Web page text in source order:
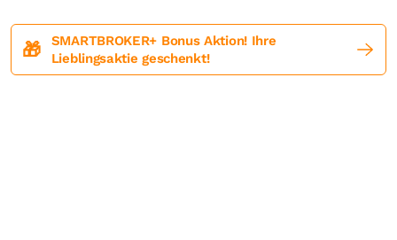
🎁
SMARTBROKER+ Bonus Aktion! Ihre
Lieblingsaktie geschenkt!